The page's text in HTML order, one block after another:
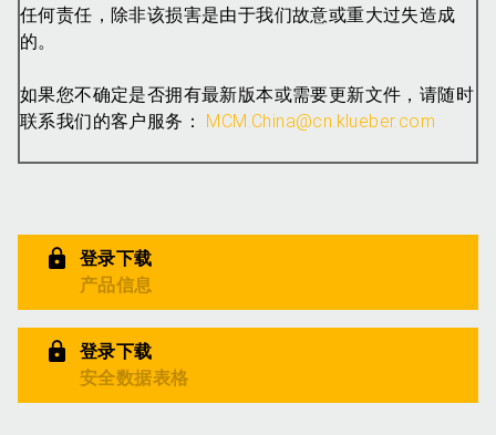
任何责任，除非该损害是由于我们故意或重大过失造成
的。
如果您不确定是否拥有最新版本或需要更新文件，请随时
联系我们的客户服务： MCM.China@cn.klueber.com
登录下载
产品信息
登录下载
安全数据表格